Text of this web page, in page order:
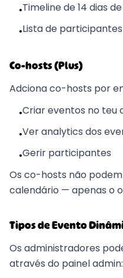
•Timeline de 14 dias
•Lista de
Co-hosts (Plus)
Adciona co-hosts por
•Criar eventos no teu
•Ver analytics dos
•Gerir participantes
Os co-hosts não
calendário — apenas o
Tipos de Evento
Os administradores
através do painel admin: